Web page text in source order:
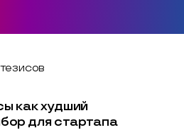
как худший
для стартапа